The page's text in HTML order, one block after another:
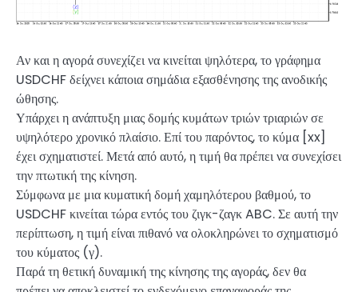
Αν και η αγορά συνεχίζει να κινείται ψηλότερα, το γράφημα
USDCHF δείχνει κάποια σημάδια εξασθένησης της ανοδικής
ώθησης.
Υπάρχει η ανάπτυξη μιας δομής κυμάτων τριών τριαριών σε
υψηλότερο χρονικό πλαίσιο. Επί του παρόντος, το κύμα [xx]
έχει σχηματιστεί. Μετά από αυτό, η τιμή θα πρέπει να συνεχίσει
την πτωτική της κίνηση.
Σύμφωνα με μια κυματική δομή χαμηλότερου βαθμού, το
USDCHF κινείται τώρα εντός του ζιγκ-ζαγκ ABC. Σε αυτή την
περίπτωση, η τιμή είναι πιθανό να ολοκληρώνει το σχηματισμό
του κύματος (γ).
Παρά τη θετική δυναμική της κίνησης της αγοράς, δεν θα